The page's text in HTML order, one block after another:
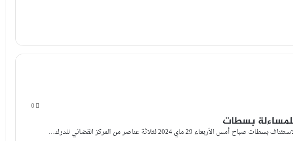
0
للمساءلة بسطات
29 ماي 2024 لثلاثة عناصر من المركز القضائي للدرك…